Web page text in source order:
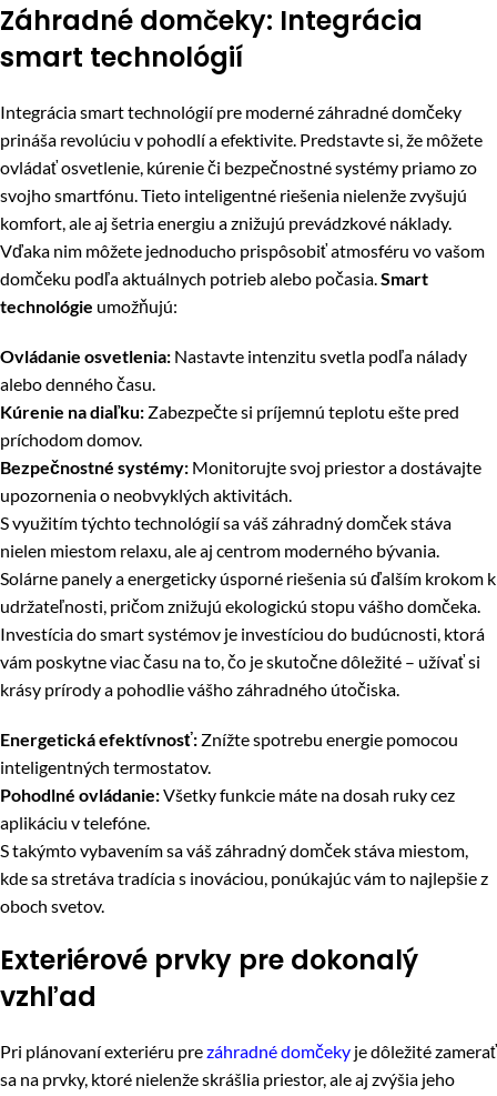
Záhradné domčeky: Integrácia
smart technológií
Integrácia smart technológií pre moderné záhradné domčeky
prináša revolúciu v pohodlí a efektivite. Predstavte si, že môžete
ovládať osvetlenie, kúrenie či bezpečnostné systémy priamo zo
svojho smartfónu. Tieto inteligentné riešenia nielenže zvyšujú
komfort, ale aj šetria energiu a znižujú prevádzkové náklady.
Vďaka nim môžete jednoducho prispôsobiť atmosféru vo vašom
domčeku podľa aktuálnych potrieb alebo počasia. Smart
technológie umožňujú:
Ovládanie osvetlenia: Nastavte intenzitu svetla podľa nálady
alebo denného času.
Kúrenie na diaľku: Zabezpečte si príjemnú teplotu ešte pred
príchodom domov.
Bezpečnostné systémy: Monitorujte svoj priestor a dostávajte
upozornenia o neobvyklých aktivitách.
S využitím týchto technológií sa váš záhradný domček stáva
nielen miestom relaxu, ale aj centrom moderného bývania.
Solárne panely a energeticky úsporné riešenia sú ďalším krokom k
udržateľnosti, pričom znižujú ekologickú stopu vášho domčeka.
Investícia do smart systémov je investíciou do budúcnosti, ktorá
vám poskytne viac času na to, čo je skutočne dôležité – užívať si
krásy prírody a pohodlie vášho záhradného útočiska.
Energetická efektívnosť: Znížte spotrebu energie pomocou
inteligentných termostatov.
Pohodlné ovládanie:Všetky funkcie máte na dosah ruky cez
aplikáciu v telefóne.
S takýmto vybavením sa váš záhradný domček stáva miestom,
kde sa stretáva tradícia s inováciou, ponúkajúc vám to najlepšie z
oboch svetov.
Exteriérové prvky pre dokonalý
vzhľad
Pri plánovaní exteriéru prezáhradné domčeky je dôležité zamerať
sa na prvky, ktoré nielenže skrášlia priestor, ale aj zvýšia jeho